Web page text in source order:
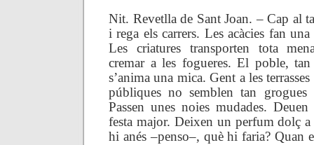
Nit. Revetlla de Sant Joan. – Cap al
i rega els carrers. Les acàcies fan
Les criatures transporten tota
cremar a les fogueres. El poble, tan
s’anima una mica. Gent a les
públiques no semblen tan grogues
Passen unes noies mudades.
festa major. Deixen un perfum dolç a
hi anés –penso–, què hi faria? Quan